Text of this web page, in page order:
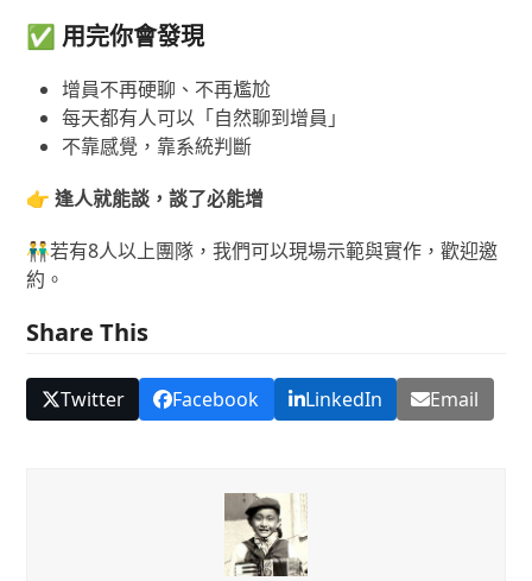
✅ 用完你會發現
增員不再硬聊、不再尷尬
每天都有人可以「自然聊到增員」
不靠感覺，靠系統判斷
👉逢人就能談，談了必能增
👬若有8人以上團隊，我們可以現場示範與實作，歡迎邀
約。
Share This
Twitter Facebook LinkedIn Email